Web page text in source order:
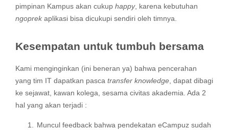
pimpinan Kampus akan cukup happy, karena kebutuhan
ngoprek aplikasi bisa dicukupi sendiri oleh timnya.
Kesempatan untuk tumbuh bersama
Kami menginginkan (ini beneran ya) bahwa pencerahan
yang tim IT dapatkan pasca transfer knowledge, dapat dibagi
ke sejawat, kawan kolega, sesama civitas akademia. Ada 2
hal yang akan terjadi :
Muncul feedback bahwa pendekatan eCampuz sudah